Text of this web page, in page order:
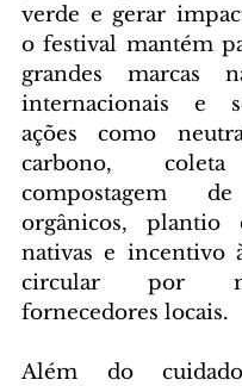
verde e gerar
o festival mantém
grandes marcas
internacionais e
ações como
carbono,
compostagem
orgânicos, plantio
nativas e incentivo
circular por
fornecedores locais.
Além do